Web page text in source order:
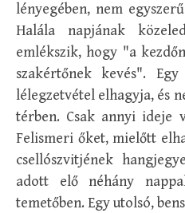
lényegében, nem
Halála napjának
emlékszik, hogy "a
szakértőnek kevés".
lélegzetvétel elhagyja, és
térben. Csak annyi ideje
Felismeri őket, mielőtt
csellószvitjének
adott elő néhány
temetőben. Egy utolsó,